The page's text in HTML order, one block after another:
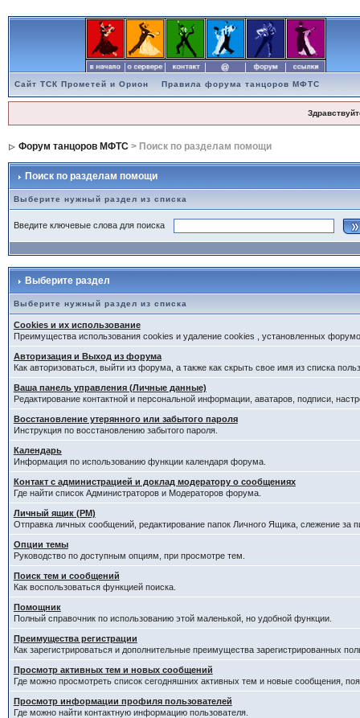
Сайт ТСК Прометей и Орион Правила форума танцоров МФТС
Форум танцоров МФТС> Поиск по разделам помощи
Поиск по разделам помощи
Выберите нужный раздел из списка
Введите ключевые слова для поиска
Выберите раздел
Выберите нужный раздел из списка
Cookies и их использование
Преимущества использования cookies и удаление cookies , установленных
Авторизация и Выход из форума
Как авторизоваться, выйти из форума, а также как скрыть свое имя из списка
Ваша панель управления (Личные данные)
Редактирование контактной и персональной информации, аватаров, подписи,
Восстановление утерянного или забытого пароля
Инструкция по восстановлению забытого пароля.
Календарь
Информация по использованию функции календаря форума.
Контакт с администрацией и доклад модератору о сообщениях
Где найти список Администраторов и Модераторов форума.
Личный ящик (PM)
Отправка личных сообщений, редактирование папок Личного Ящика, слежение за
Опции темы
Руководство по доступным опциям, при просмотре тем.
Поиск тем и сообщений
Как воспользоваться функцией поиска.
Помощник
Полный справочник по использованию этой маленькой, но удобной функции.
Преимущества регистрации
Как зарегистрироваться и дополнительные преимущества зарегистрированных
Просмотр активных тем и новых сообщений
Где можно просмотреть список сегодняшних активных тем и новые сообщения,
Просмотр информации профиля пользователей
Где можно найти контактную информацию пользователя.